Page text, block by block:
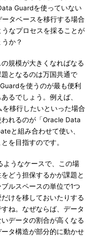
Guardを使っていない
ータベースを移行する場合
うなプロセスを採ることが
か？
規模が大きくなればなる
となるのは万国共通で
を使うのが最も便利
るでしょう。例えば、
移行したいといった場合
れるのが「Oracle Data
と組み合わせて使い、
を目指すのです。
うなケースで、この場
どう担保するかが課題と
ルスペースの単位で1つ
けを移しておいたりする
ね。なぜならば、データ
データの割合が高くなる
タ構造が部分的に動かせ